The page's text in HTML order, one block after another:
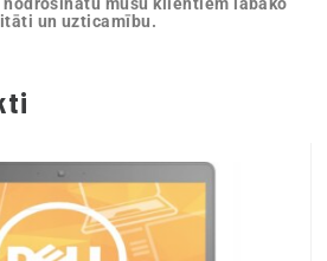
un uzticamību.